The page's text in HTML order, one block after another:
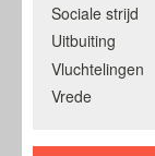
Sociale strijd
Uitbuiting
Vluchtelingen
Vrede